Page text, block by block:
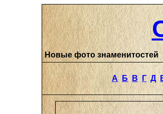
Новые фото знаменитостей
А Б В Г Д